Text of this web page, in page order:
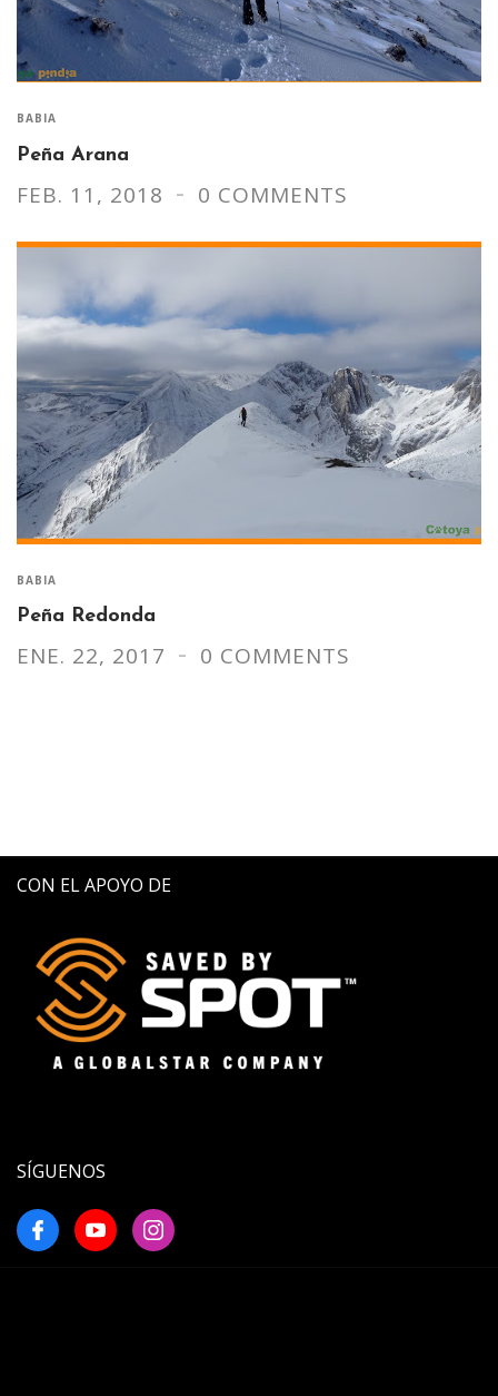
BABIA
Peña Arana
FEB. 11, 2018 0 COMMENTS
BABIA
Peña Redonda
ENE. 22, 2017 0 COMMENTS
CON EL APOYO DE
SÍGUENOS